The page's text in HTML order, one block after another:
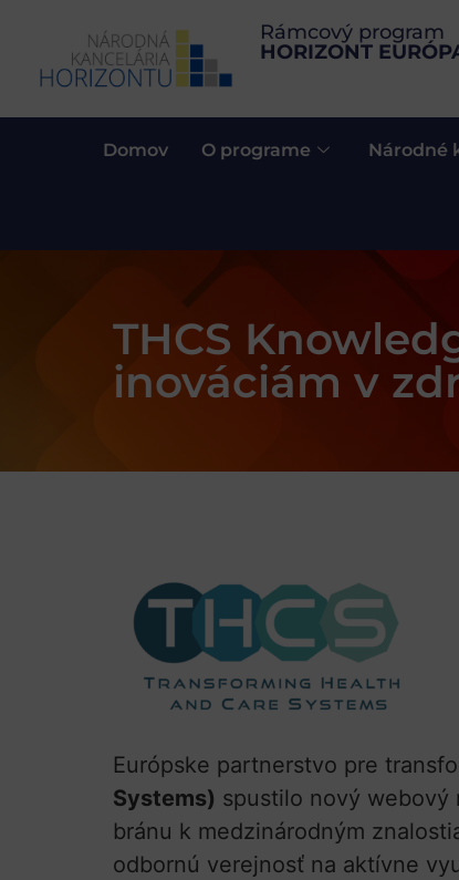
Rámcový program
HORIZONT
Domov O programe Národné
THCS
inováciám v
Európske partnerstvo pre
Systems) spustilo nový webový
bránu k medzinárodným
odbornú verejnosť na aktívne